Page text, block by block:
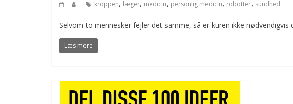
kroppen, læger, medicin, personlig medicin, robotter, sundhed
Selvom to mennesker fejler det samme, så er kuren ikke
Læs mere